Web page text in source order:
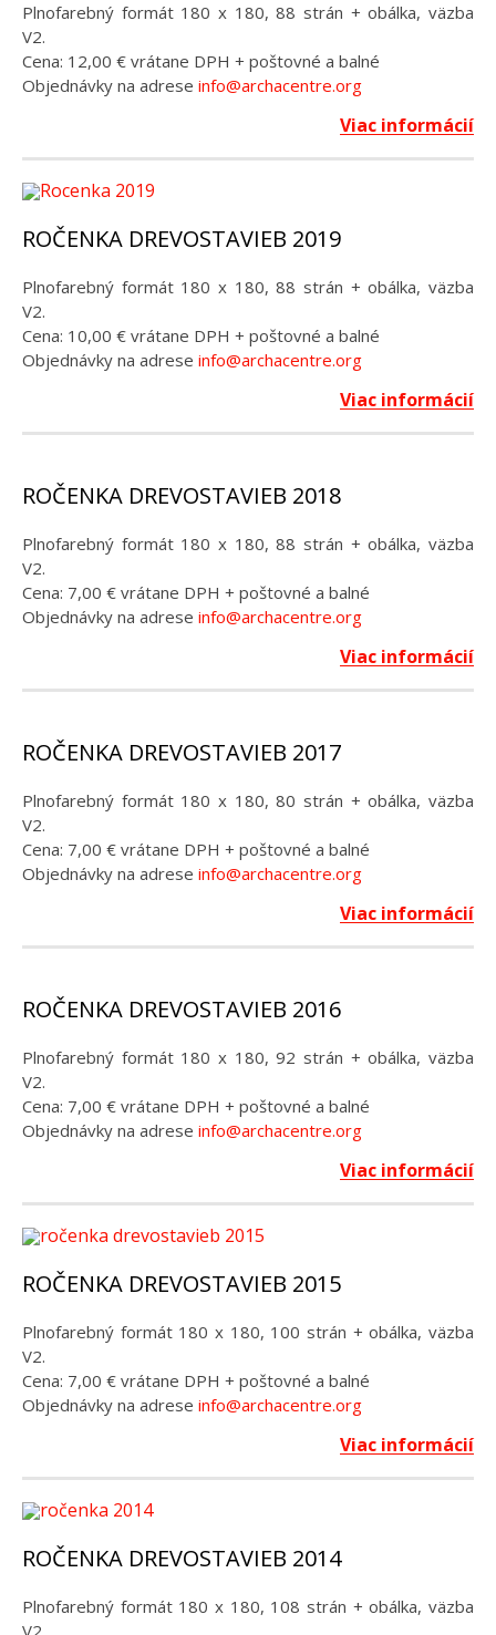
Plnofarebný formát 180 x 180, 88 strán + obálka, väzba
V2.
Cena: 12,00 € vrátane DPH + poštovné a balné
Objednávky na adrese info@archacentre.org
Viac informácií
ROČENKA DREVOSTAVIEB 2019
Plnofarebný formát 180 x 180, 88 strán + obálka, väzba
V2.
Cena: 10,00 € vrátane DPH + poštovné a balné
Objednávky na adrese info@archacentre.org
Viac informácií
ROČENKA DREVOSTAVIEB 2018
Plnofarebný formát 180 x 180, 88 strán + obálka, väzba
V2.
Cena: 7,00 € vrátane DPH + poštovné a balné
Objednávky na adrese info@archacentre.org
Viac informácií
ROČENKA DREVOSTAVIEB 2017
Plnofarebný formát 180 x 180, 80 strán + obálka, väzba
V2.
Cena: 7,00 € vrátane DPH + poštovné a balné
Objednávky na adrese info@archacentre.org
Viac informácií
ROČENKA DREVOSTAVIEB 2016
Plnofarebný formát 180 x 180, 92 strán + obálka, väzba
V2.
Cena: 7,00 € vrátane DPH + poštovné a balné
Objednávky na adrese info@archacentre.org
Viac informácií
ROČENKA DREVOSTAVIEB 2015
Plnofarebný formát 180 x 180, 100 strán + obálka, väzba
V2.
Cena: 7,00 € vrátane DPH + poštovné a balné
Objednávky na adrese info@archacentre.org
Viac informácií
ROČENKA DREVOSTAVIEB 2014
Plnofarebný formát 180 x 180, 108 strán + obálka, väzba